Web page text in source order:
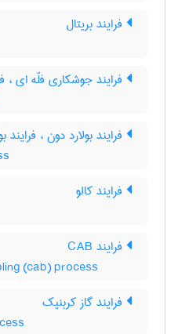
فرایند بریتال
فرایند جوشکاری فلّه ای ،
فرایند بولارد دون ، فرایند
فرایند کالو
فرایند CAB
(cab) process
فرایند گاز کربنیک